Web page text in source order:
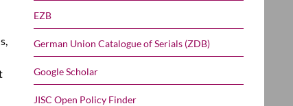
EZB
German Union Catalogue of Serials (ZDB)
Google Scholar
JISC Open Policy Finder